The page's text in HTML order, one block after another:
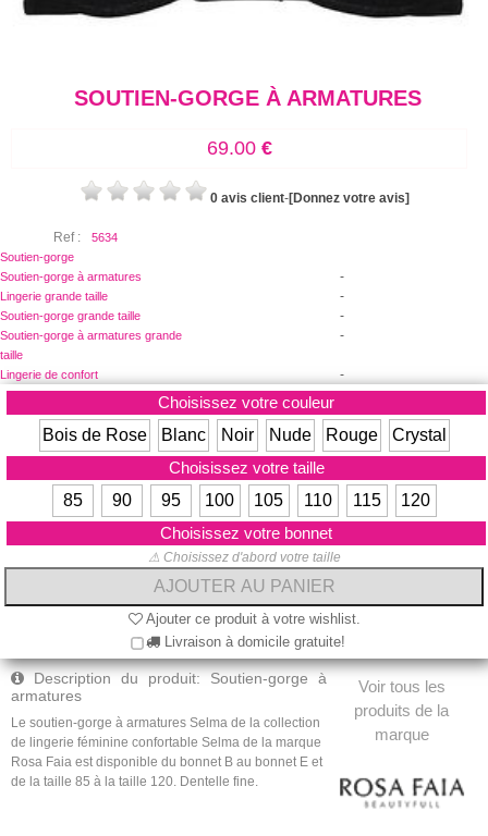
SOUTIEN-GORGE À ARMATURES
69.00€
0 avis client-[Donnez votre avis]
Ref :
5634
Soutien-gorge
-
Soutien-gorge à armatures
-
Lingerie grande taille
-
Soutien-gorge grande taille
-
Soutien-gorge à armatures grande
taille
-
Lingerie de confort
Choisissez votre couleur
Bois de Rose
Blanc Noir Nude Rouge
Crystal
Choisissez votre taille
85
90 95 100 105 110 115
120
Choisissez votre bonnet
⚠ Choisissez d'abord votre taille
Ajouter ce produit à votre wishlist.
Livraison à domicile gratuite!
Voir tous les
produits de la
marque
Description du produit: Soutien-gorge à
armatures
Le soutien-gorge à armatures Selma de la collection
de lingerie féminine confortable Selma de la marque
Rosa Faia est disponible du bonnet B au bonnet E et
de la taille 85 à la taille 120. Dentelle fine.